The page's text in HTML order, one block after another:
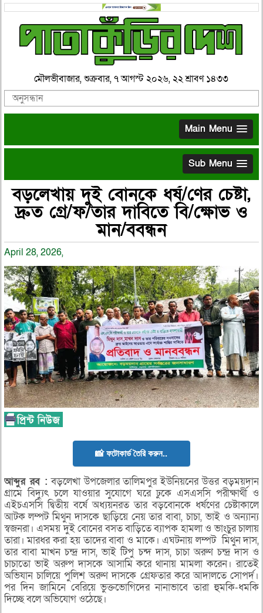
মৌলভীবাজার, শুক্রবার, ৭ আগস্ট ২০২৬, ২২ শ্রাবণ ১৪৩৩
Main Menu
Sub Menu
বড়লেখায় দুই বোনকে ধর্ষ/ণের চেষ্টা,
দ্রুত গ্রে/ফ/তার দাবিতে বি/ক্ষোভ ও
মান/ববন্ধন
April 28, 2026,
📸 ফটোকার্ড তৈরি করুন..
আব্দুররব : বড়লেখা উপজেলার তালিমপুর ইউনিয়নের উত্তর বড়ময়দান
গ্রামে বিদ্যুৎ চলে যাওয়ার সুযোগে ঘরে ঢুকে এসএসসি পরীক্ষার্থী ও
এইচএসসি দ্বিতীয় বর্ষে অধ্যয়নরত তার বড়বোনকে ধর্ষণের চেষ্টাকালে
আটক লম্পট মিথুন দাসকে ছাড়িয়ে নেয় তার বাবা, চাচা, ভাই ও অন্যান্য
স্বজনরা। এসময় দুই বোনের বসত বাড়িতে ব্যাপক হামলা ও ভাংচুর চালায়
তারা। মারধর করা হয় তাদের বাবা ও মাকে। এঘটনায় লম্পট মিথুন দাস,
তার বাবা মাখন চন্দ্র দাস, ভাই টিপু চন্দ দাস, চাচা অরুণ চন্দ্র দাস ও
চাচাতো ভাই অরুপ দাসকে আসামি করে থানায় মামলা করেন। রাতেই
অভিযান চালিয়ে পুলিশ অরুণ দাসকে গ্রেফতার করে আদালতে সোপর্দ।
পর দিন জামিনে বেরিয়ে ভুক্তভোগিদের নানাভাবে তারা হুমকি-ধমকি
দিচ্ছে বলে অভিযোগ ওঠেছে।